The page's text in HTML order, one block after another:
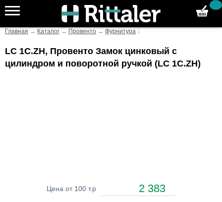
Главная → Каталог → Провенто → Фурнитура ↓
LC 1C.ZH, Провенто Замок цинковый с
цилиндром и поворотной ручкой (LC 1C.ZH)
Цена от 100 т.р 2 383